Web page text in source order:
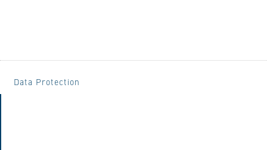
Data Protection